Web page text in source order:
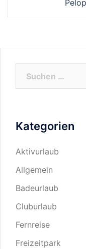
Kategorien
Aktivurlaub
Allgemein
Badeurlaub
Cluburlaub
Fernreise
Freizeitpark